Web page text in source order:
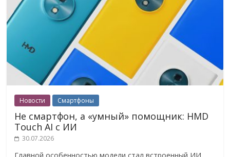
Новости Смартфоны
Не смартфон, а «умный» помощник: HMD
Touch AI с ИИ
30.07.2026